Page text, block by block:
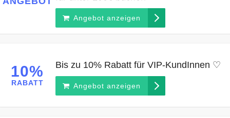
Angebot anzeigen
10%
RABATT
Bis zu 10% Rabatt für VIP-KundInnen ♡
Angebot anzeigen